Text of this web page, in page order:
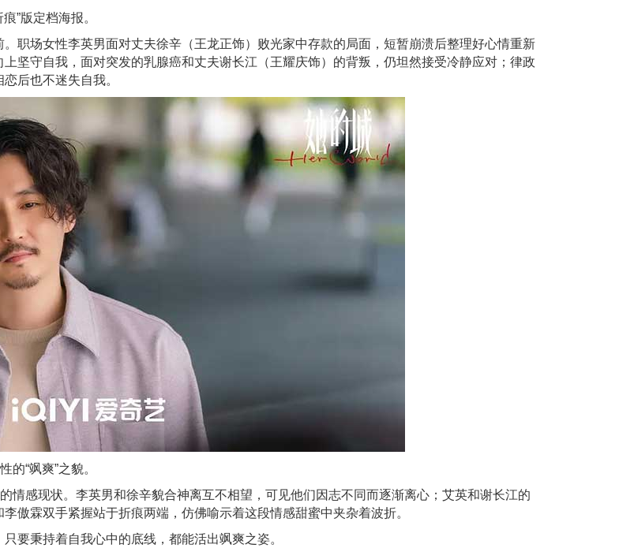
”版定档海报。
职场女性李英男面对丈夫徐辛（王龙正饰）败光家中存款的局面，短暂崩溃后整理好心情重新
坚守自我，面对突发的乳腺癌和丈夫谢长江（王耀庆饰）的背叛，仍坦然接受冷静应对；律政
后也不迷失自我。
“飒爽”之貌。
情感现状。李英男和徐辛貌合神离互不相望，可见他们因志不同而逐渐离心；艾英和谢长江的
傲霖双手紧握站于折痕两端，仿佛喻示着这段情感甜蜜中夹杂着波折。
要秉持着自我心中的底线，都能活出飒爽之姿。